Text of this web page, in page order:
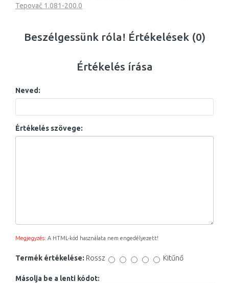
Tepovač 1.081-200.0
Beszélgessünk róla! Értékelések (0)
Értékelés írása
Neved:
Értékelés szövege:
Megjegyzés: A HTML-kód használata nem engedélyezett!
Termék értékelése: Rossz Kitűnő
Másolja be a lenti kódot: